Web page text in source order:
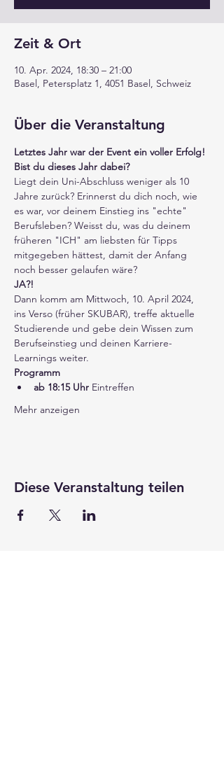
Zeit & Ort
10. Apr. 2024, 18:30 – 21:00
Basel, Petersplatz 1, 4051 Basel, Schweiz
Über die Veranstaltung
Letztes Jahr war der Event ein voller Erfolg!
Bist du dieses Jahr dabei?
Liegt dein Uni-Abschluss weniger als 10
Jahre zurück? Erinnerst du dich noch, wie
es war, vor deinem Einstieg ins "echte"
Berufsleben? Weisst du, was du deinem
früheren "ICH" am liebsten für Tipps
mitgegeben hättest, damit der Anfang
noch besser gelaufen wäre?
JA?!
Dann komm am Mittwoch, 10. April 2024,
ins Verso (früher SKUBAR), treffe aktuelle
Studierende und gebe dein Wissen zum
Berufseinstieg und deinen Karriere-
Learnings weiter.
Programm
ab 18:15 Uhr Eintreffen
Mehr anzeigen
Diese Veranstaltung teilen